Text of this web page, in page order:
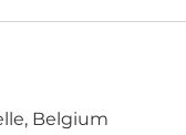
Belgium